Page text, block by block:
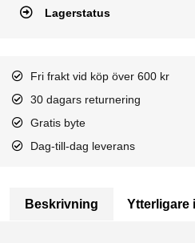
Lagerstatus
Fri frakt vid köp över 600 kr
30 dagars returnering
Gratis byte
Dag-till-dag leverans
Beskrivning Ytterligare